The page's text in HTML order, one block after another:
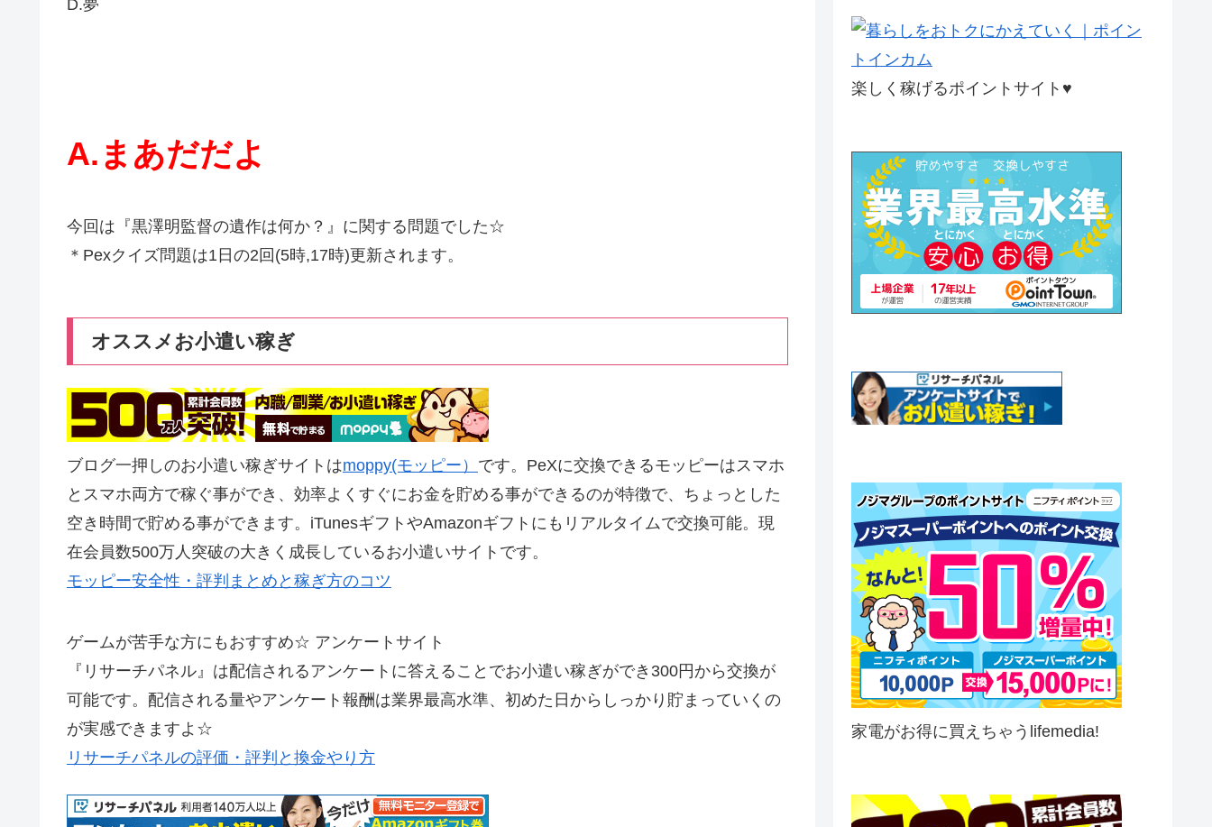
D.夢
A.まあだだよ
今回は『黒澤明監督の遺作は何か？』に関する問題でした☆
＊Pexクイズ問題は1日の2回(5時,17時)更新されます。
オススメお小遣い稼ぎ
ブログ一押しのお小遣い稼ぎサイトはmoppy(モッピー） です。PeXに交換できるモッピーはスマホ
とスマホ両方で稼ぐ事ができ、効率よくすぐにお金を貯める事ができるのが特徴で、ちょっとした
空き時間で貯める事ができます。iTunesギフトやAmazonギフトにもリアルタイムで交換可能。現
在会員数500万人突破の大きく成長しているお小遣いサイトです。
モッピー安全性・評判まとめと稼ぎ方のコツ
ゲームが苦手な方にもおすすめ☆ アンケートサイト
『リサーチパネル』は配信されるアンケートに答えることでお小遣い稼ぎができ300円から交換が
可能です。配信される量やアンケート報酬は業界最高水準、初めた日からしっかり貯まっていくの
が実感できますよ☆
リサーチパネルの評価・評判と換金やり方
楽しく稼げるポイントサイト♥
家電がお得に買えちゃうlifemedia!